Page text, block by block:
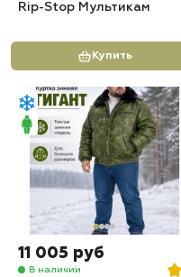
Rip-Stop Мультикам
Купить
11 005 руб
В наличии